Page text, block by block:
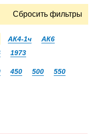
Сбросить фильтры
АК4-1ч
АК6
1973
450 500
550